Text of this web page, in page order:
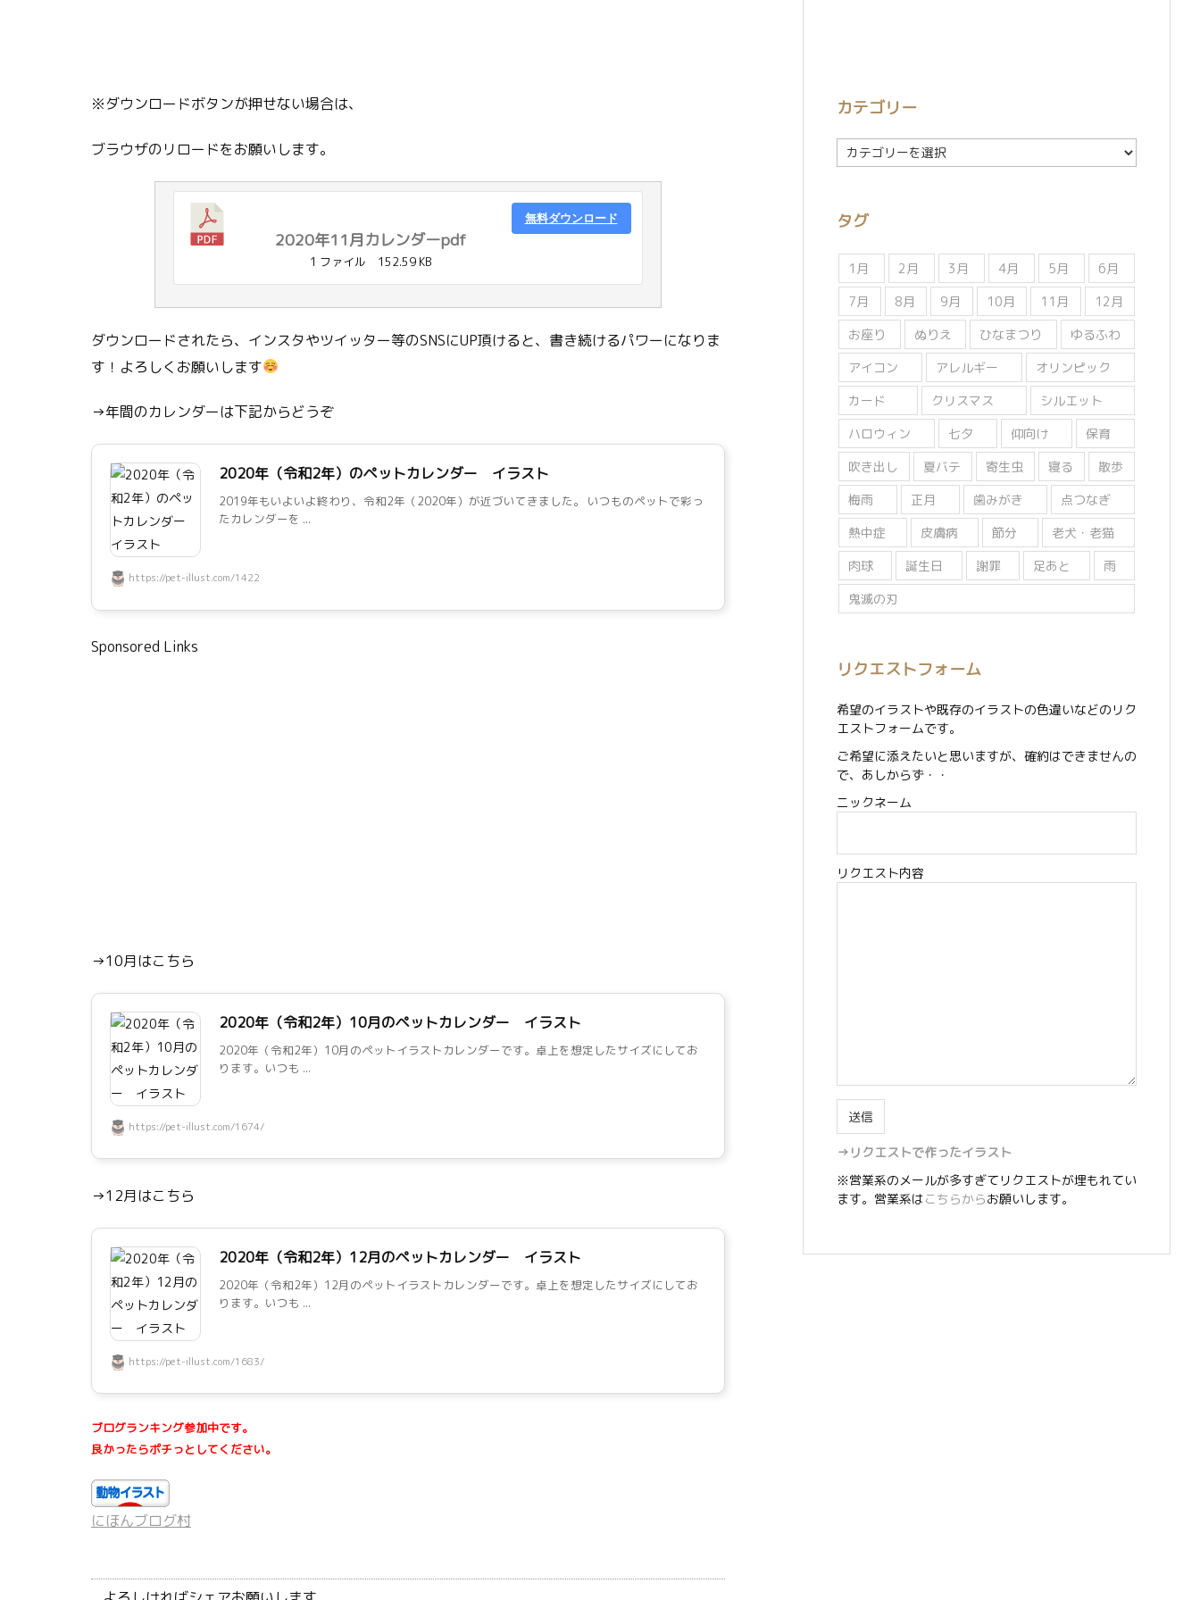
※ダウンロードボタンが押せない場合は、
ブラウザのリロードをお願いします。
2020年11月カレンダーpdf
1 ファイル 152.59 KB
無料ダウンロード
ダウンロードされたら、インスタやツイッター等のSNSにUP頂けると、書き続けるパワーになりま
す！よろしくお願いします
→年間のカレンダーは下記からどうぞ
2020年（令和2年）のペットカレンダー イラスト
2019年もいよいよ終わり、令和2年（2020年）が近づいてきました。 いつものペットで彩っ
たカレンダーを ...
https://pet-illust.com/1422
Sponsored Links
→10月はこちら
2020年（令和2年）10月のペットカレンダー イラスト
2020年（令和2年）10月のペットイラストカレンダーです。卓上を想定したサイズにしてお
ります。いつも ...
https://pet-illust.com/1674/
→12月はこちら
2020年（令和2年）12月のペットカレンダー イラスト
2020年（令和2年）12月のペットイラストカレンダーです。卓上を想定したサイズにしてお
ります。いつも ...
https://pet-illust.com/1683/
ブログランキング参加中です。
良かったらポチっとしてください。
にほんブログ村
カテゴリー
カ
テ
ー
タグ
1月 2月 3月 4月 5月
6月
7月
8月 9月 10月 11月
12月
お座り
ぬりえ ひなまつり
ゆるふわ
アイコン
アレルギー
オリンピック
カード
クリスマス
シルエット
ハロウィン
七夕 仰向け
保育
吹き出し
夏バテ 寄生虫 寝る
散歩
梅雨
正月 歯みがき
点つなぎ
熱中症
皮膚病 節分
老犬・老猫
肉球
誕生日 謝罪 足あと
雨
鬼滅の刃
リクエストフォーム
希望のイラストや既存のイラストの色違いなどのリク
エストフォームです。
ご希望に添えたいと思いますが、確約はできませんの
で、あしからず・・
ニックネーム
リクエスト内容
→リクエストで作ったイラスト
※営業系のメールが多すぎてリクエストが埋もれてい
ます。営業系はこちらからお願いします。